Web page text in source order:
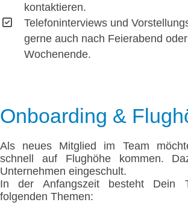
kontaktieren.
Telefoninterviews und
gerne auch nach Feierabend
Wochenende.
Onboarding &
Als neues Mitglied im Team
schnell auf Flughöhe kommen.
Unternehmen eingeschult.
In der Anfangszeit besteht Dein
folgenden Themen: